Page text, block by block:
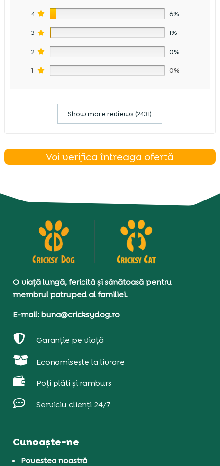
4 6%
3 1%
2 0%
1 0%
Show more reviews (2431)
Voi verifica întreaga ofertă
O viață lungă, fericită și sănătoasă pentru
membrul patruped al familiei.
E-mail: buna@cricksydog.ro
 Garanție pe viață
 Economisește la livrare
 Poți plăti și ramburs
 Serviciu clienți 24/7
Cunoaște-ne
Povestea noastră